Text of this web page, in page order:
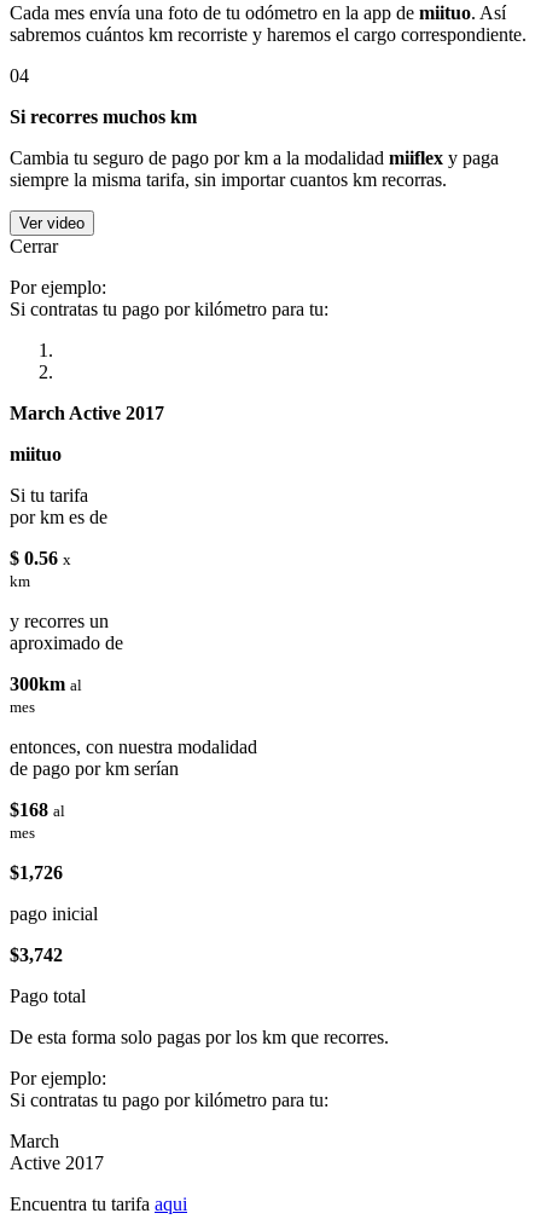
Cada mes envía una foto de tu odómetro en la app de miituo. Así
sabremos cuántos km recorriste y haremos el cargo correspondiente.
04
Si recorres muchos km
Cambia tu seguro de pago por km a la modalidad miiflex y paga
siempre la misma tarifa, sin importar cuantos km recorras.
Ver video
Cerrar
Por ejemplo:
Si contratas tu pago por kilómetro para tu:
March Active 2017
miituo
Si tu tarifa
por km es de
$ 0.56 x
km
y recorres un
aproximado de
300km al
mes
entonces, con nuestra modalidad
de pago por km serían
$168 al
mes
$1,726
pago inicial
$3,742
Pago total
De esta forma solo pagas por los km que recorres.
Por ejemplo:
Si contratas tu pago por kilómetro para tu:
March
Active 2017
Encuentra tu tarifa aqui